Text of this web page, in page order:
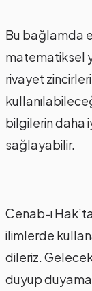
Bu bağlamda
matematiksel
rivayet
bilgilerin daha
sağlayabilir.
Cenab-ı
ilimlerde
dileriz.
duyup